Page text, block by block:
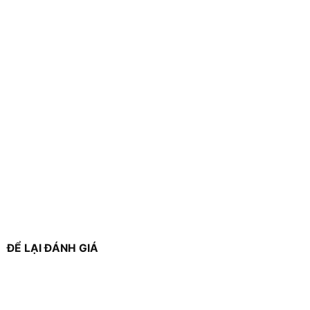
ĐỂ LẠI ĐÁNH GIÁ